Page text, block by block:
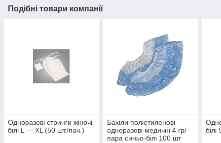
Подібні товари компанії
Одноразові стринги жіночі
білі L — XL (50 шт./пач.)
Бахіли поліетиленові
одноразові медичні 4 гр/
пара синьо-білі 100 шт